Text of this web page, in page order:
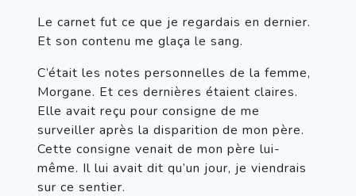
Le carnet fut ce que je regardais en dernier.
Et son contenu me glaça le sang.
C’était les notes personnelles de la femme,
Morgane. Et ces dernières étaient claires.
Elle avait reçu pour consigne de me
surveiller après la disparition de mon père.
Cette consigne venait de mon père lui-
même. Il lui avait dit qu’un jour, je viendrais
sur ce sentier.